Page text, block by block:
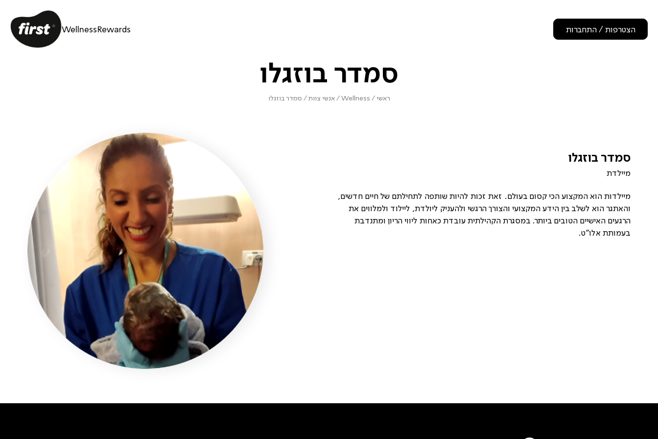
הצטרפות / התחברות Rewards
Wellness
סמדר בוזגלו
ראשי /
Wellness
/ אנשי צוות / סמדר בוזגלו
סמדר בוזגלו
מיילדת
מיילדות הוא המקצוע הכי קסום בעולם. זאת זכות להיות שותפה לתחילתם של חיים חדשים,
והאתגר הוא לשלב בין הידע המקצועי והצורך הרגשי ולהעניק ליולדת, ליילוד ולמלווים את
הרגעים האישיים הטובים ביותר. במסגרת הקהילתית עובדת כאחות ליווי הריון ומתנדבת
בעמותת אלו"ט.